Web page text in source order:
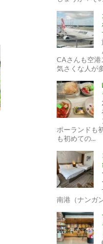
CAさんも空
気さくな人が
ポーランドも
も初めての...
南港（ナンガ